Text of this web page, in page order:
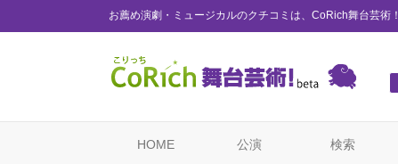
お薦め演劇・ミュージカルのクチコミは、CoRich舞台芸術！
HOME 公演 検索